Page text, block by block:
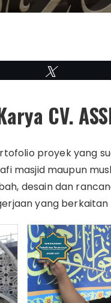
CV.
proyek yang
masjid maupun
desain dan
yang berkaitan